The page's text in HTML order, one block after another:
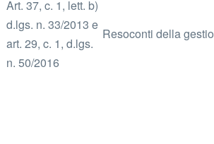
Art. 37, c. 1, lett. b)
d.lgs. n. 33/2013 e
art. 29, c. 1, d.lgs.
n. 50/2016
Resoconti della